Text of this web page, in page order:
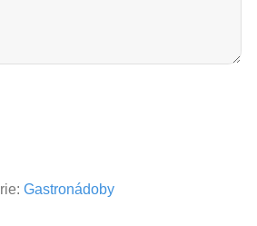
Gastronádoby